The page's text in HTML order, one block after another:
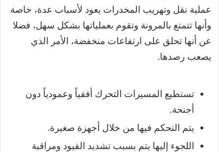
عملية نقل وتهريب المخدرات يعود لأسباب عدة، خاصة
وأنها تتمتع بالمرونة وتقوم بعملياتها بشكل سهل، فضلا
عن أنها تحلق على ارتفاعات منخفضة، الأمر الذي
يصعب رصدها.
تستطيع المسيرات التحرك أفقياً وعمودياً دون
أجنحة.
يتم التحكم فيها من خلال أجهزة صغيرة.
اللجوء إليها يتم بسبب تشديد القيود ومراقبة